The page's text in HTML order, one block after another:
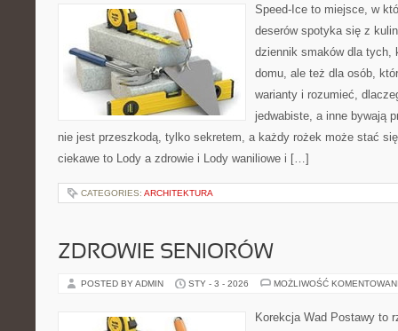
Speed-Ice to miejsce, w
deserów spotyka się z
dziennik smaków dla tych,
domu, ale też dla osób,
warianty i rozumieć,
jedwabiste, a inne bywają
nie jest przeszkodą, tylko sekretem, a każdy rożek może stać
ciekawe to Lody a zdrowie i Lody waniliowe i […]
CATEGORIES: ARCHITEKTURA
ZDROWIE SENIORÓW
POSTED BY ADMIN STY - 3 - 2026 MOŻLIWOŚĆ
Korekcja Wad Postawy to